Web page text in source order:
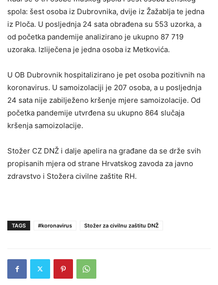
spola: šest osoba iz Dubrovnika, dvije iz Žažablja te jedna
iz Ploča. U posljednja 24 sata obrađena su 553 uzorka, a
od početka pandemije analizirano je ukupno 87 719
uzoraka. Izliječena je jedna osoba iz Metkovića.
U OB Dubrovnik hospitalizirano je pet osoba pozitivnih na
koronavirus. U samoizolaciji je 207 osoba, a u posljednja
24 sata nije zabilježeno kršenje mjere samoizolacije. Od
početka pandemije utvrđena su ukupno 864 slučaja
kršenja samoizolacije.
Stožer CZ DNŽ i dalje apelira na građane da se drže svih
propisanih mjera od strane Hrvatskog zavoda za javno
zdravstvo i Stožera civilne zaštite RH.
TAGS #koronavirus Stožer za civilnu zaštitu DNŽ